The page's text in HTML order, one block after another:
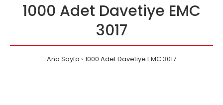
1000 Adet Davetiye EMC
3017
Ana Sayfa 1000 Adet Davetiye EMC 3017